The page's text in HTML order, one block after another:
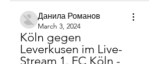
Данила Романов
March 3, 2024
Köln gegen
Leverkusen im Live-
Stream 1. FC Köln -